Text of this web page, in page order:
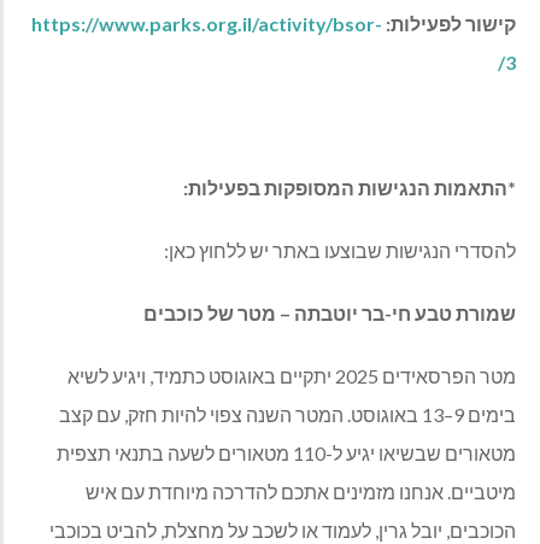
קישור לפעילות: https://www.parks.org.il/activity/bsor-
3
/
*התאמות הנגישות המסופקות בפעילות:
להסדרי הנגישות שבוצעו באתר יש ללחוץ כאן:
שמורת טבע חי-בר יוטבתה – מטר של כוכבים
מטר הפרסאידים 2025 יתקיים באוגוסט כתמיד, ויגיע לשיא
בימים 9–13 באוגוסט. המטר השנה צפוי להיות חזק, עם קצב
מטאורים שבשיאו יגיע ל-110 מטאורים לשעה בתנאי תצפית
מיטביים. אנחנו מזמינים אתכם להדרכה מיוחדת עם איש
הכוכבים, יובל גרין, לעמוד או לשכב על מחצלת, להביט בכוכבי